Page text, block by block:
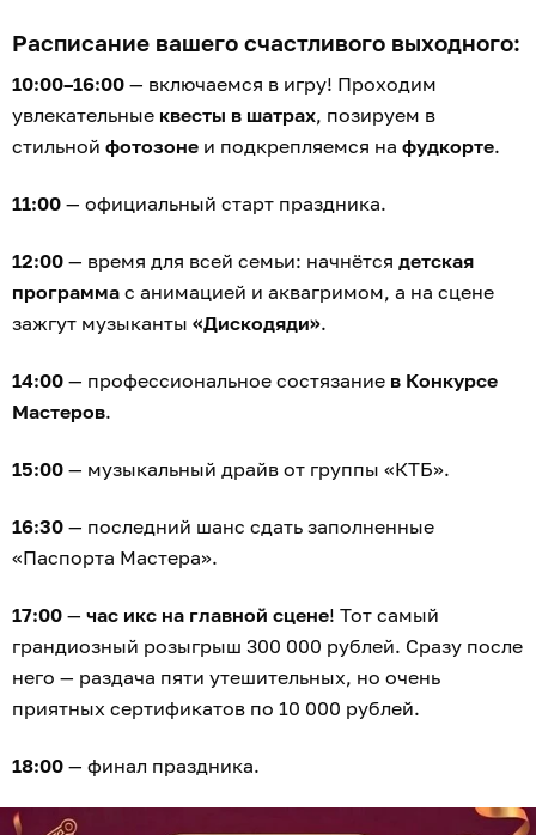
Расписание вашего счастливого выходного:
10:00–16:00 — включаемся в игру! Проходим
увлекательные квесты в шатрах, позируем в
стильной фотозоне и подкрепляемся на фудкорте.
11:00 — официальный старт праздника.
12:00 — время для всей семьи: начнётся детская
программа с анимацией и аквагримом, а на сцене
зажгут музыканты «Дискодяди».
14:00 — профессиональное состязание в Конкурсе
Мастеров.
15:00 — музыкальный драйв от группы «КТБ».
16:30 — последний шанс сдать заполненные
«Паспорта Мастера».
17:00 — час икс на главной сцене! Тот самый
грандиозный розыгрыш 300 000 рублей. Сразу после
него — раздача пяти утешительных, но очень
приятных сертификатов по 10 000 рублей.
18:00 — финал праздника.